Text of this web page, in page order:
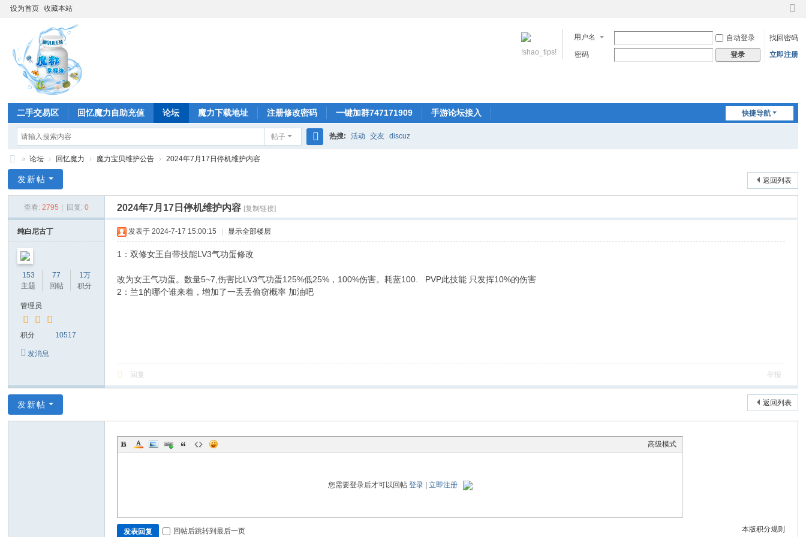
设为首页 收藏本站
切
到
窄
用户名 自动登录
找回密码
密码
登录 立即注册
!shao_tips!
快捷导航
二手交易区 回忆魔力自助充值 论坛 魔力下载地址 注册修改密码 一键加群747171909 手游论坛接入
帖子 热搜: 活动 交友 discuz
忆
力
» 论坛 › 回忆魔力 › 魔力宝贝维护公告 › 2024年7月17日停机维护内容
返回列表
发新帖
查看: 2795 回复: 0 2024年7月17日停机维护内容 [复制链接]
纯白尼古丁
153
主题
77
回帖
1万
积分
管理员
积分 10517
发消息
发表于 2024-7-17 15:00:15 显示全部楼层
1：双修女王自带技能LV3气功蛋修改
改为女王气功蛋。数量5~7,伤害比LV3气功蛋125%低25%，100%伤害。耗蓝100. PVP此技能 只发挥10%的伤害
2：兰1的哪个谁来着，增加了一丢丢偷窃概率 加油吧
回复 举报
返回列表
发新帖
高级模式
您需要登录后才可以回帖 登录| 立即注册
本版积分规则
发表回复 回帖后跳转到最后一页